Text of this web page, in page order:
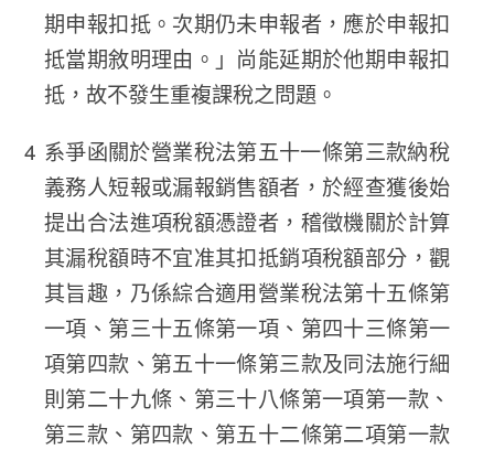
期申報扣抵。次期仍未申報者，應於申報扣
抵當期敘明理由。」尚能延期於他期申報扣
抵，故不發生重複課稅之問題。
系爭函關於營業稅法第五十一條第三款納稅
義務人短報或漏報銷售額者，於經查獲後始
提出合法進項稅額憑證者，稽徵機關於計算
其漏稅額時不宜准其扣抵銷項稅額部分，觀
其旨趣，乃係綜合適用營業稅法第十五條第
一項、第三十五條第一項、第四十三條第一
項第四款、第五十一條第三款及同法施行細
則第二十九條、第三十八條第一項第一款、
第三款、第四款、第五十二條第二項第一款